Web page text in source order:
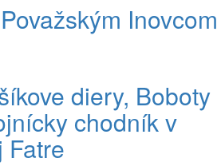
Inovcom
diery, Boboty
chodník v
Fatre